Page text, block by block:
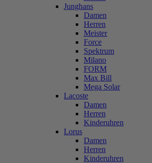
Junghans
Damen
Herren
Meister
Force
Spektrum
Milano
FORM
Max Bill
Mega Solar
Lacoste
Damen
Herren
Kinderuhren
Lorus
Damen
Herren
Kinderuhren